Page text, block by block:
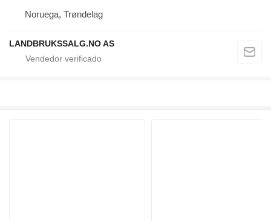
Noruega, Trøndelag
LANDBRUKSSALG.NO AS